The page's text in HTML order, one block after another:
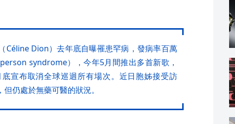
Céline Dion）去年底自曝罹患罕病，發病率百萬
syndrome），今年5月間推出多首新歌，
宣布取消全球巡迴所有場次。近日胞姊接受訪
仍處於無藥可醫的狀況。